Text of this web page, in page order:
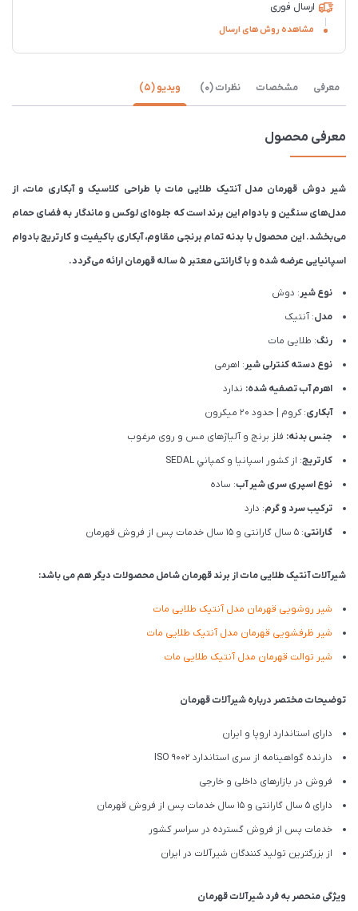
ارسال فوری
مشاهده روش های ارسال
معرفی مشخصات نظرات (0) ویدیو (5)
معرفی محصول
شیر دوش قهرمان مدل آنتیک طلایی مات با طراحی کلاسیک و آبکاری مات، از
مدل‌های سنگین و بادوام این برند است که جلوه‌ای لوکس و ماندگار به فضای حمام
می‌بخشد. این محصول با بدنه تمام برنجی مقاوم، آبکاری باکیفیت و کارتریج بادوام
اسپانیایی عرضه شده و با گارانتی معتبر ۵ ساله قهرمان ارائه می‌گردد.
نوع شیر: دوش
مدل: آنتیک
رنگ: طلایی مات
نوع دسته کنترلی شیر: اهرمی
اهرم آب تصفیه شده: ندارد
آبکاری: کروم | حدود 20 میکرون
جنس بدنه: فلز برنج و آلیاژهای مس و روی مرغوب
کارتریج: از كشور اسپانيا و كمپاني SEDAL
نوع اسپری سری شیر آب: ساده
ترکیب سرد و گرم: دارد
گارانتی: 5 سال گارانتی و 15 سال خدمات پس از فروش قهرمان
شیرآلات آنتیک طلایی مات از برند قهرمان شامل محصولات دیگر هم می باشد:
شیر روشویی قهرمان مدل آنتیک طلایی مات
شیر ظرفشویی قهرمان مدل آنتیک طلایی مات
شیر توالت قهرمان مدل آنتیک طلایی مات
توضیحات مختصر درباره شیرآلات قهرمان
دارای استاندارد اروپا و ایران
دارنده گواهینامه از سری استاندارد ISO 9002
فروش در بازارهای داخلی و خارجی
دارای 5 سال گارانتی و 15 سال خدمات پس از فروش قهرمان
خدمات پس از فروش گسترده در سراسر کشور
از بزرگترین تولید کنندگان شیرآلات در ایران
ویژگی منحصر به فرد شیرآلات قهرمان